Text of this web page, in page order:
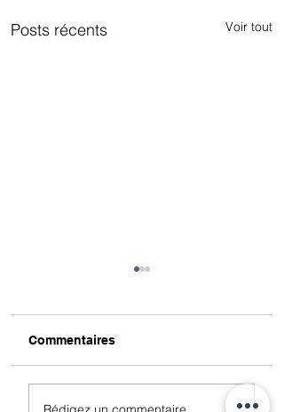
Posts récents Voir tout
Commentaires